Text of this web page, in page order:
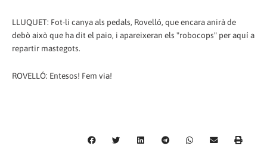
LLUQUET: Fot-li canya als pedals, Rovelló, que encara anirà de
debò això que ha dit el paio, i apareixeran els "robocops" per aquí a
repartir mastegots.
ROVELLÓ: Entesos! Fem via!